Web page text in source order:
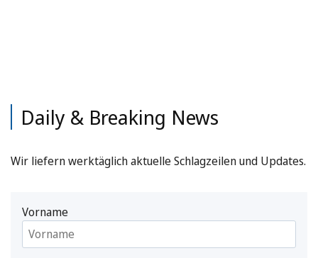
Daily & Breaking News
Wir liefern werktäglich aktuelle Schlagzeilen und Updates.
Vorname